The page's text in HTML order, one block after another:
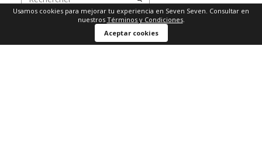
Comprar ahora
Usamos cookies para mejorar tu experiencia en Seven Seven. Consultar en
nuestros Términos y Condiciones.
Aceptar cookies